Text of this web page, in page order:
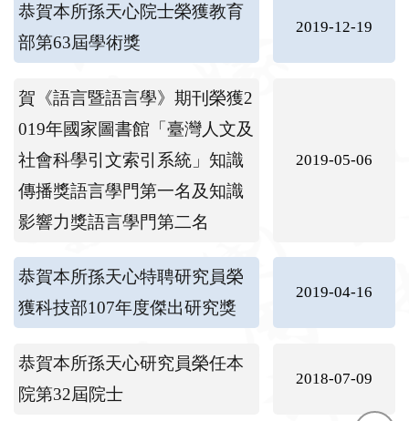
恭賀本所孫天心院士榮獲教育
部第63屆學術獎
2019-12-19
賀《語言暨語言學》期刊榮獲2
019年國家圖書館「臺灣人文及
社會科學引文索引系統」知識
傳播獎語言學門第一名及知識
影響力獎語言學門第二名
2019-05-06
恭賀本所孫天心特聘研究員榮
獲科技部107年度傑出研究獎
2019-04-16
恭賀本所孫天心研究員榮任本
院第32屆院士
2018-07-09